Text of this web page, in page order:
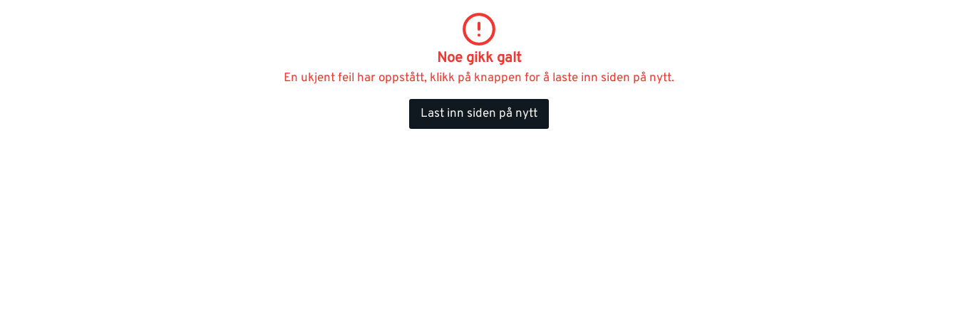
Noe gikk galt
En ukjent feil har oppstått, klikk på knappen for å laste inn siden på nytt.
Last inn siden på nytt